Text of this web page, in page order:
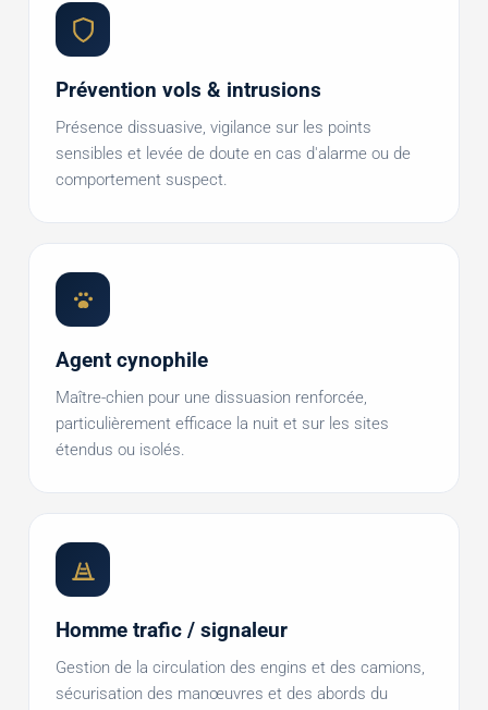
Prévention vols & intrusions
Présence dissuasive, vigilance sur les points
sensibles et levée de doute en cas d'alarme ou de
comportement suspect.
Agent cynophile
Maître-chien pour une dissuasion renforcée,
particulièrement efficace la nuit et sur les sites
étendus ou isolés.
Homme trafic / signaleur
Gestion de la circulation des engins et des camions,
sécurisation des manœuvres et des abords du